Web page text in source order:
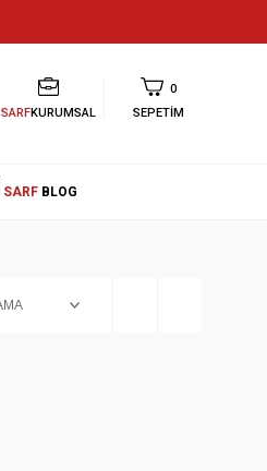
SARFKURUMSAL
0
SEPETIM
SARF BLOG